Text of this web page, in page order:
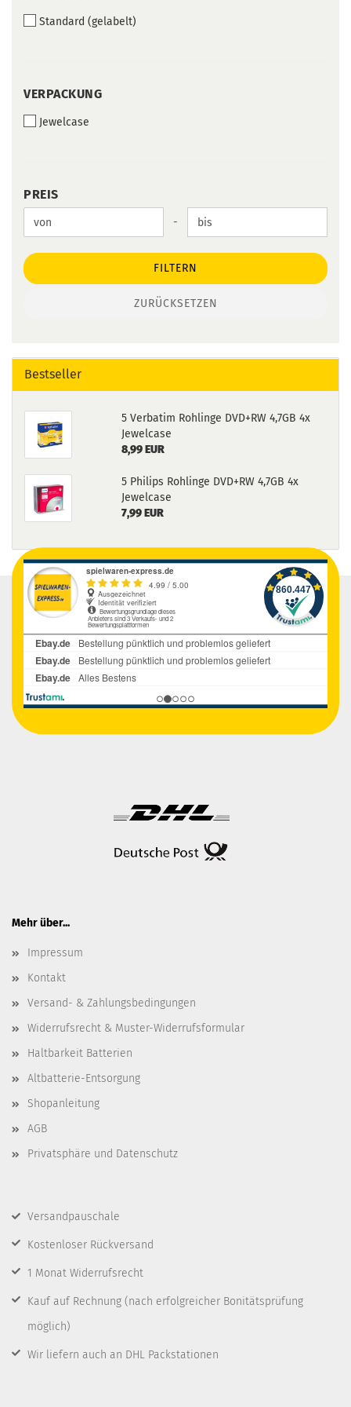
Standard (gelabelt)
VERPACKUNG
VERPACKUNG
Jewelcase
PREIS
PREIS
Preis bis -
FILTERN
ZURÜCKSETZEN
Bestseller
5 Verbatim Rohlinge DVD+RW 4,7GB 4x
Jewelcase
8,99 EUR
5 Philips Rohlinge DVD+RW 4,7GB 4x
Jewelcase
7,99 EUR
Mehr über...
Impressum
Kontakt
Versand- & Zahlungsbedingungen
Widerrufsrecht & Muster-Widerrufsformular
Haltbarkeit Batterien
Altbatterie-Entsorgung
Shopanleitung
AGB
Privatsphäre und Datenschutz
Versandpauschale
Kostenloser Rückversand
1 Monat Widerrufsrecht
Kauf auf Rechnung (nach erfolgreicher Bonitätsprüfung
möglich)
Wir liefern auch an DHL Packstationen